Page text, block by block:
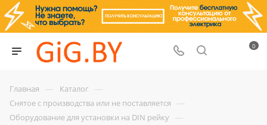
0
Главная — Каталог —
Снятое с производства или не поставляется —
Оборудование для установки на DIN рейку —